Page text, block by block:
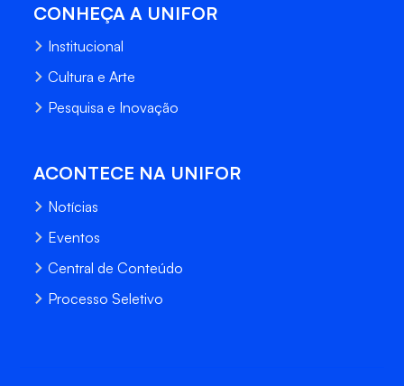
CONHEÇA A UNIFOR
Institucional
Cultura e Arte
Pesquisa e Inovação
ACONTECE NA UNIFOR
Notícias
Eventos
Central de Conteúdo
Processo Seletivo